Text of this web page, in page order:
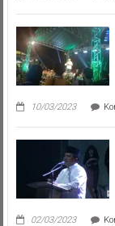
10/03/2023
02/03/2023